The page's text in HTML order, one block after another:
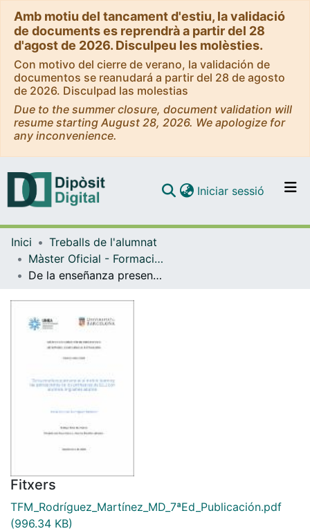
Amb motiu del tancament d'estiu, la validació
de documents es reprendrà a partir del 28
d'agost de 2026. Disculpeu les molèsties.
Con motivo del cierre de verano, la validación de
documentos se reanudará a partir del 28 de agosto
de 2026. Disculpad las molestias
Due to the summer closure, document validation will
resume starting August 28, 2026. We apologize for
any inconvenience.
Navega per tot el DD
Iniciar sessió (current)
Inici
Treballs de l'alumnat
Màster Oficial - Formació de Professor d'Espanyol com a Llengua Estrangera [Virtual UNIBA]
De la enseñanza presencial al mobile learning: las percepciones de los profesores de E/L2 con alumnos migrantes adultos
Fitxers
TFM_Rodríguez_Martínez_MD_7ªEd_Publicación.pdf
(996.34 KB)